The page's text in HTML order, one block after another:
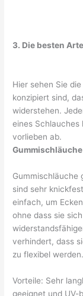
3. Die besten
Hier sehen Sie
konzipiert sind,
widerstehen.
eines
vorlieben ab.
Gummischläuche
Gummischläuche
sind sehr
einfach, um
ohne dass sie
verhindert, dass
zu flexibel werden.
Vorteile: Sehr
geeignet und UV-